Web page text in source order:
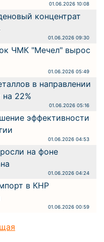
01.06.2026 10:08
концентрат
01.06.2026 09:30
ЧМК "Мечел" вырос
01.06.2026 05:49
в направлении
на 22%
01.06.2026 05:16
эффективности
01.06.2026 04:53
на фоне
01.06.2026 04:24
в КНР
01.06.2026 00:59